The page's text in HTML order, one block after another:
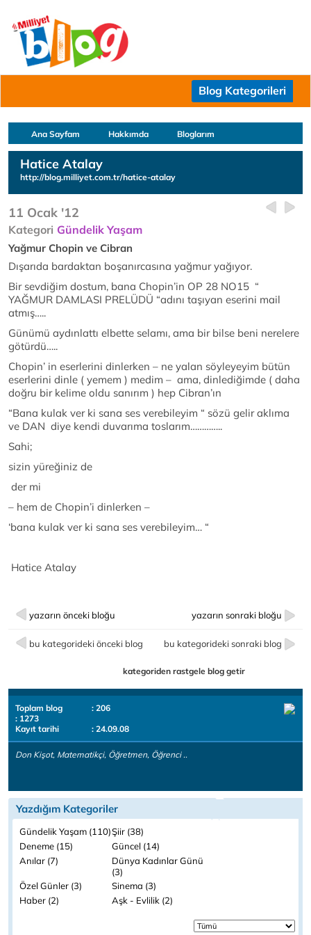
Blog Kategorileri
Ana Sayfam Hakkımda Bloglarım
Hatice Atalay
http://blog.milliyet.com.tr/hatice-atalay
11 Ocak '12
Kategori Gündelik Yaşam
Yağmur Chopin ve Cibran
Dışarıda bardaktan boşanırcasına yağmur yağıyor.
Bir sevdiğim dostum, bana Chopin’in OP 28 NO15 “
YAĞMUR DAMLASI PRELÜDÜ “adını taşıyan eserini mail
atmış…..
Günümü aydınlattı elbette selamı, ama bir bilse beni nerelere
götürdü…..
Chopin’ in eserlerini dinlerken – ne yalan söyleyeyim bütün
eserlerini dinle ( yemem ) medim – ama, dinlediğimde ( daha
doğru bir kelime oldu sanırım ) hep Cibran’ın
“Bana kulak ver ki sana ses verebileyim “ sözü gelir aklıma
ve DAN diye kendi duvarıma toslarım…………..
Sahi;
sizin yüreğiniz de
der mi
– hem de Chopin’i dinlerken –
‘bana kulak ver ki sana ses verebileyim… “
Hatice Atalay
yazarın önceki bloğu yazarın sonraki bloğu
bu kategorideki önceki blog bu kategorideki sonraki blog
kategoriden rastgele blog getir
Toplam blog
: 206
: 1273
Kayıt tarihi
: 24.09.08
Don Kişot, Matematikçi, Öğretmen, Öğrenci ..
Yazdığım Kategoriler
Gündelik Yaşam (110)Şiir (38)
Deneme (15)
Güncel (14)
Anılar (7)
Dünya Kadınlar Günü
(3)
Özel Günler (3)
Sinema (3)
Haber (2)
Aşk - Evlilik (2)